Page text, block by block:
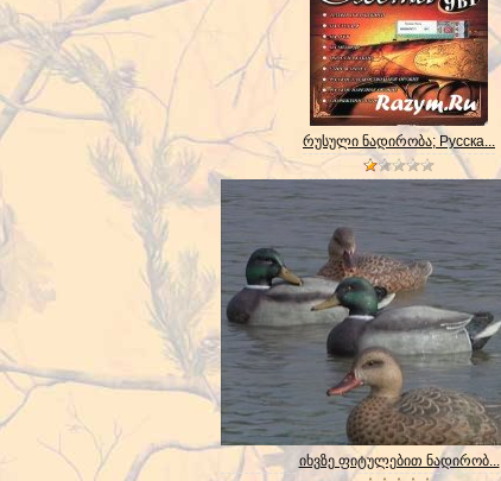
რუსული ნადირობა; Русска...
იხვზე ფიტულებით ნადირობ...